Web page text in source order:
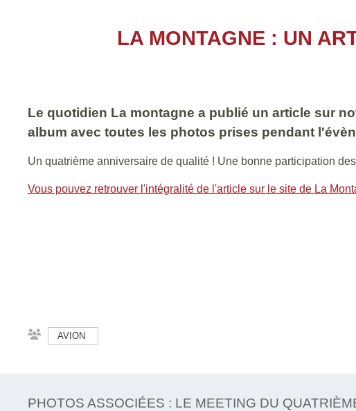
LA MONTAGNE : UN
Le quotidien La montagne a publié un article sur
album avec toutes les photos prises pendant
Un quatrième anniversaire de qualité ! Une bonne participation
Vous pouvez retrouver l'intégralité de l'article sur le site de La
AVION
PHOTOS ASSOCIÉES : LE MEETING DU